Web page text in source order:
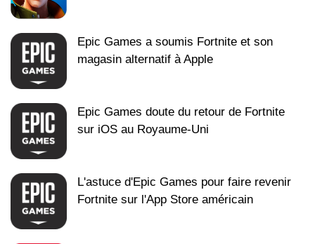
Epic Games a soumis Fortnite et son
magasin alternatif à Apple
Epic Games doute du retour de Fortnite
sur iOS au Royaume-Uni
L'astuce d'Epic Games pour faire revenir
Fortnite sur l'App Store américain